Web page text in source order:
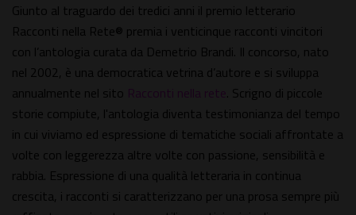
Giunto al traguardo dei tredici anni il premio letterario
Racconti nella Rete® premia i venticinque racconti vincitori
con l’antologia curata da Demetrio Brandi. Il concorso, nato
nel 2002, è una democratica vetrina d’autore e si sviluppa
annualmente nel sito Racconti nella rete. Scrigno di piccole
storie compiute, l'antologia diventa testimonianza del tempo
in cui viviamo ed espressione di tematiche sociali affrontate a
volte con leggerezza altre volte con passione, sensibilità e
rabbia. Espressione di una qualità letteraria in continua
crescita, i racconti si caratterizzano per una prosa sempre più